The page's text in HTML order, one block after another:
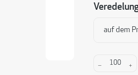
auf dem
Produkt